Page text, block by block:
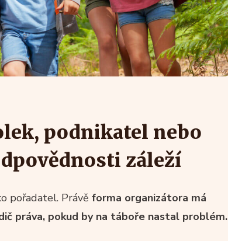
podnikatel nebo
záleží
pořadatel. Právě forma organizátora má
práva, pokud by na táboře nastal problém.